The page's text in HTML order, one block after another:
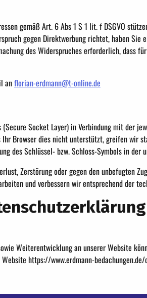
gemäß Art. 6 Abs 1 S 1 lit. f DSGVO
gegen Direktwerbung richtet, haben Sie
des Widerspruches erforderlich, dass
anflorian-erdmann@t-online.de
Socket Layer) in Verbindung mit der
Browser dies nicht unterstützt, greifen wir
des Schlüssel- bzw. Schloss-Symbols in
Zerstörung oder gegen den unbefugten
und verbessern wir entsprechend der
Weiterentwicklung an unserer Website
https://www.erdmann-